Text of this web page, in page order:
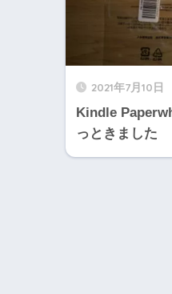
2021年7月10日
Kindle
っときました